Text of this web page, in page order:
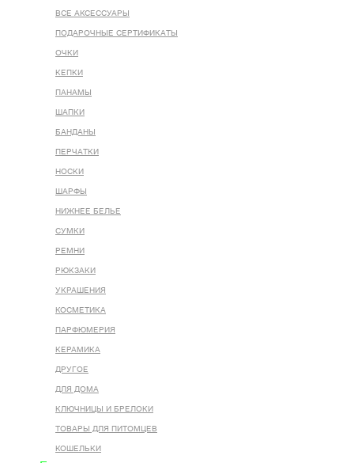
ВСЕ AКСЕССУАРЫ
ПОДАРОЧНЫЕ СЕРТИФИКАТЫ
ОЧКИ
КЕПКИ
ПАНАМЫ
ШАПКИ
БАНДАНЫ
ПЕРЧАТКИ
НОСКИ
ШАРФЫ
НИЖНЕЕ БЕЛЬЕ
СУМКИ
РЕМНИ
РЮКЗАКИ
УКРАШЕНИЯ
КОСМЕТИКА
ПАРФЮМЕРИЯ
КЕРАМИКА
ДРУГОЕ
ДЛЯ ДОМА
КЛЮЧНИЦЫ И БРЕЛОКИ
ТОВАРЫ ДЛЯ ПИТОМЦЕВ
КОШЕЛЬКИ